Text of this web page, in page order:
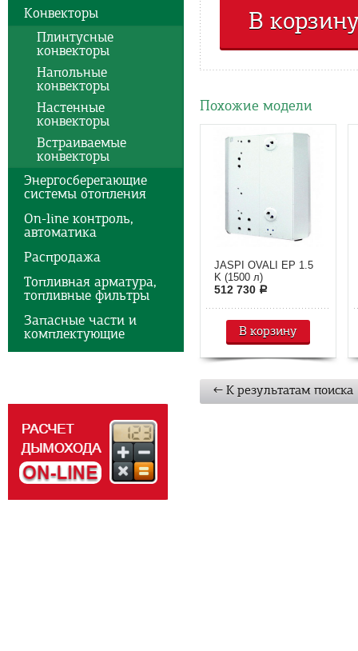
В
Похожие модели
JASPI OVALI EP 1.5
K (1500 л)
512 730 a
В корзину
← К результатам поиска
Конвекторы
Плинтусные
конвекторы
Напольные
конвекторы
Настенные
конвекторы
Встраиваемые
конвекторы
Энергосберегающие
системы отопления
On-line контроль,
автоматика
Распродажа
Топливная арматура,
топливные фильтры
Запасные части и
комплектующие